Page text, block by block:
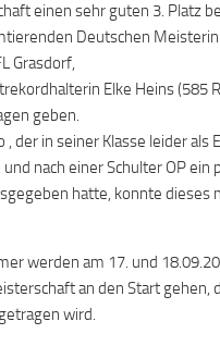
einen sehr guten 3. Platz
Deutschen
Grasdorf,
Elke Heins (585
geben.
, der in seiner Klasse leider als
nach einer Schulter OP ein
hatte, konnte dieses
werden am 17. und
an den Start gehen,
wird.